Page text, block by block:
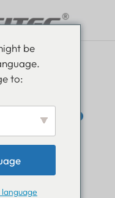
progetto
be
to: